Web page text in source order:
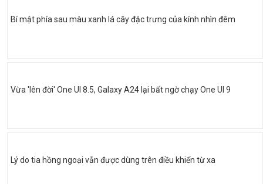
Bí mật phía sau màu xanh lá cây đặc trưng của kính nhìn đêm
Vừa 'lên đời' One UI 8.5, Galaxy A24 lại bất ngờ chạy One UI 9
Lý do tia hồng ngoại vẫn được dùng trên điều khiển từ xa